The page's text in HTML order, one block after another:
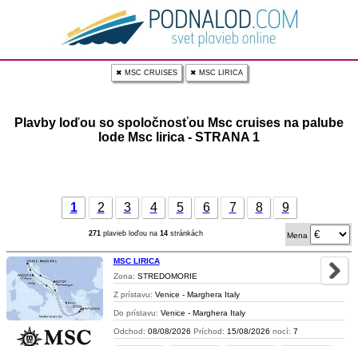
✖ MSC CRUISES ✖ MSC LIRICA
Plavby loďou so spoločnosťou Msc cruises na palube
lode Msc lirica - STRANA 1
1 2 3 4 5 6 7 8 9
271 plavieb loďou na 14 stránkách Mena
MSC LIRICA
Zona: STREDOMORIE
Z prístavu: Venice - Marghera Italy
Do prístavu: Venice - Marghera Italy
Odchod: 08/08/2026 Príchod: 15/08/2026 nocí: 7